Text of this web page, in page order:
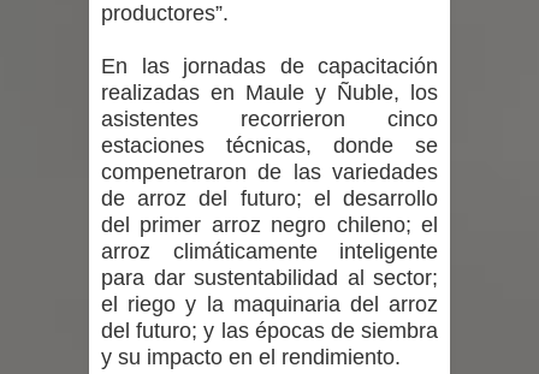
productores”.
En las jornadas de capacitación
realizadas en Maule y Ñuble, los
asistentes recorrieron cinco
estaciones técnicas, donde se
compenetraron de las variedades
de arroz del futuro; el desarrollo
del primer arroz negro chileno; el
arroz climáticamente inteligente
para dar sustentabilidad al sector;
el riego y la maquinaria del arroz
del futuro; y las épocas de siembra
y su impacto en el rendimiento.